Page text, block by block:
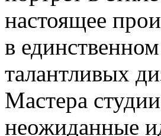
настоящее
в
талантливых
Мастера
неожиданные